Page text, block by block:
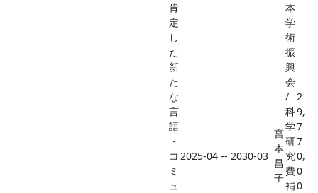
肯
定
し
た
新
た
な
言
語
・
コ
ミ
ュ
2025-04 -- 2030-03
宮
本
昌
子
本
学
術
振
興
会
/
科
学
研
究
費
補
2
9,
7
7
0,
0
0